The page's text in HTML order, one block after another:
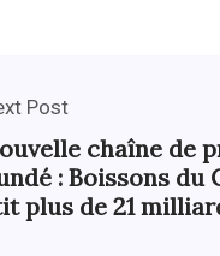
Post
chaîne de
: Boissons du
plus de 21